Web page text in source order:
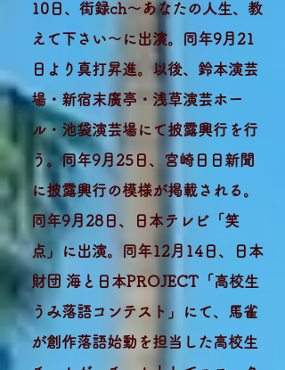
10日、街録ch〜あなたの人生、教
えて下さい〜に出演。同年9月21
日より真打昇進。以後、鈴本演芸
場・新宿末廣亭・浅草演芸ホー
ル・池袋演芸場にて披露興行を行
う。同年9月25日、宮崎日日新聞
に披露興行の模様が掲載される。
同年9月28日、日本テレビ「笑
点」に出演。
同年12月14日、日本
財団 海と日本PROJECT「高校生
うみ落語コンテスト」にて、馬雀
が創作落語始動を担当した高校生